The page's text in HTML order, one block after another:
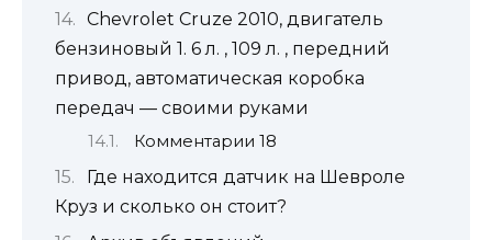
Chevrolet Cruze 2010, двигатель
бензиновый 1. 6 л. , 109 л. , передний
привод, автоматическая коробка
передач — своими руками
Комментарии 18
Где находится датчик на Шевроле
Круз и сколько он стоит?